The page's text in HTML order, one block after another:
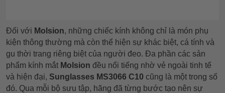
Đối với Molsion, những chiếc kính không chỉ là món phụ
kiện thông thường mà còn thể hiện sự khác biệt, cá tính và
gu thời trang riêng biệt của người đeo. Đa phần các sản
phẩm kính mắt Molsion đều nổi tiếng nhờ vẻ ngoài tinh tế
và hiện đại, Sunglasses MS3066 C10 cũng là một trong số
đó. Qua mỗi bộ sưu tập, hãng đã từng bước tạo nên sự